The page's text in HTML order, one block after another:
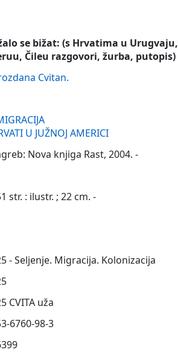
se bižat: (s Hrvatima u Urugvaju,
Čileu razgovori, žurba, putopis)
Cvitan.
U JUŽNOJ AMERICI
Nova knjiga Rast, 2004. -
str. : ilustr. ; 22 cm. -
- Seljenje. Migracija. Kolonizacija
CVITA uža
6760-98-3